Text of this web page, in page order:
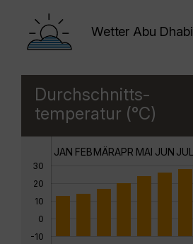
Wetter Abu Dhabi
Durchschnitts-
temperatur (°C)
30
20
10
0
-10
JAN FEBMÄRAPR MAI JUN JUL